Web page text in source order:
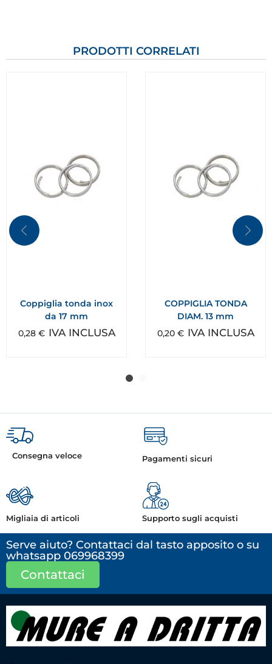
PRODOTTI CORRELATI
Coppiglia tonda inox
da 17 mm
0,28 € IVA INCLUSA
COPPIGLIA TONDA
DIAM. 13 mm
0,20 € IVA INCLUSA
Consegna veloce Pagamenti sicuri
Migliaia di articoli Supporto sugli acquisti
Serve aiuto? Contattaci dal tasto apposito o su
whatsapp 069968399
Contattaci